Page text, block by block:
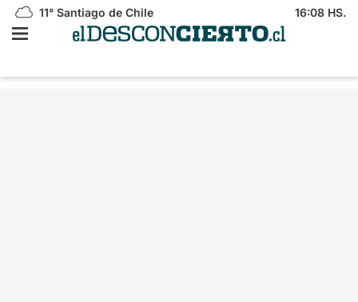
11° Santiago de Chile 16:08 HS.